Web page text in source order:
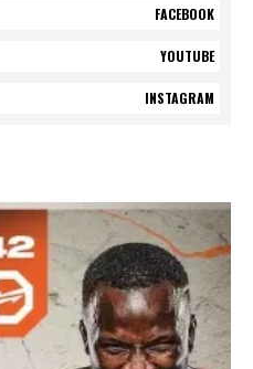
FACEBOOK
YOUTUBE
INSTAGRAM